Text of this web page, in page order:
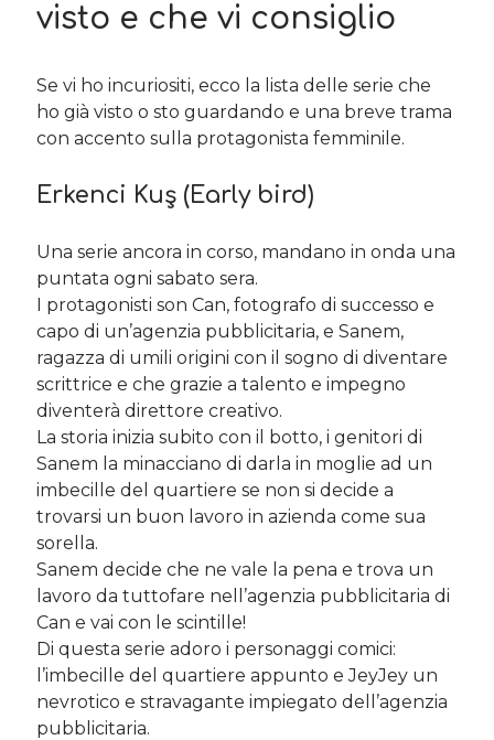
visto e che vi consiglio
Se vi ho incuriositi, ecco la lista delle serie che
ho già visto o sto guardando e una breve trama
con accento sulla protagonista femminile.
Erkenci Kuş (Early bird)
Una serie ancora in corso, mandano in onda una
puntata ogni sabato sera.
I protagonisti son Can, fotografo di successo e
capo di un’agenzia pubblicitaria, e Sanem,
ragazza di umili origini con il sogno di diventare
scrittrice e che grazie a talento e impegno
diventerà direttore creativo.
La storia inizia subito con il botto, i genitori di
Sanem la minacciano di darla in moglie ad un
imbecille del quartiere se non si decide a
trovarsi un buon lavoro in azienda come sua
sorella.
Sanem decide che ne vale la pena e trova un
lavoro da tuttofare nell’agenzia pubblicitaria di
Can e vai con le scintille!
Di questa serie adoro i personaggi comici:
l’imbecille del quartiere appunto e JeyJey un
nevrotico e stravagante impiegato dell’agenzia
pubblicitaria.